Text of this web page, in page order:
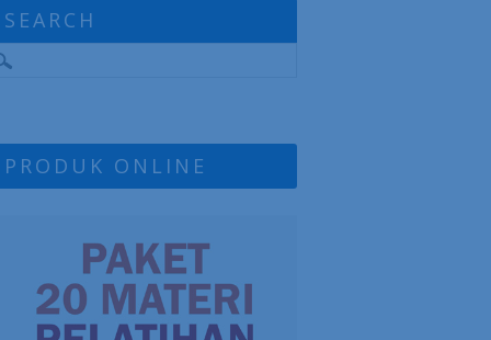
SEARCH
PRODUK ONLINE